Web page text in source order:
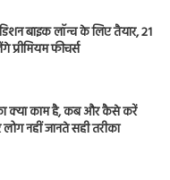
बाइक लॉन्च के लिए तैयार, 21
फीचर्स
क्या काम है, कब और कैसे करें
नहीं जानते सही तरीका